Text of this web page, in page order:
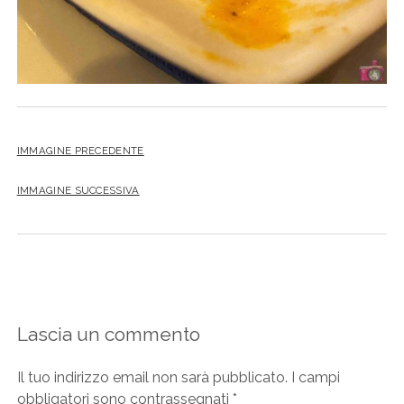
IMMAGINE PRECEDENTE
IMMAGINE SUCCESSIVA
Lascia un commento
Il tuo indirizzo email non sarà pubblicato.
I campi
obbligatori sono contrassegnati *